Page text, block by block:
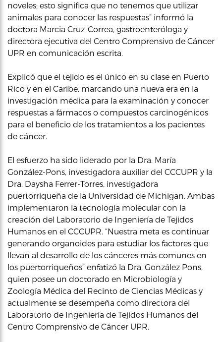
noveles; esto significa que no tenemos que utilizar
animales para conocer las respuestas” informó la
doctora Marcia Cruz-Correa, gastroenteróloga y
directora ejecutiva del Centro Comprensivo de Cáncer
UPR en comunicación escrita.
Explicó que el tejido es el único en su clase en Puerto
Rico y en el Caribe, marcando una nueva era en la
investigación médica para la examinación y conocer
respuestas a fármacos o compuestos carcinogénicos
para el beneficio de los tratamientos a los pacientes
de cáncer.
El esfuerzo ha sido liderado por la Dra. María
González-Pons, investigadora auxiliar del CCCUPR y la
Dra. Daysha Ferrer-Torres, investigadora
puertorriqueña de la Universidad de Michigan. Ambas
implementaron la tecnología molecular con la
creación del Laboratorio de Ingeniería de Tejidos
Humanos en el CCCUPR. “Nuestra meta es continuar
generando organoides para estudiar los factores que
llevan al desarrollo de los cánceres más comunes en
los puertorriqueños” enfatizó la Dra. González Pons,
quien posee un doctorado en Microbiología y
Zoología Médica del Recinto de Ciencias Médicas y
actualmente se desempeña como directora del
Laboratorio de Ingeniería de Tejidos Humanos del
Centro Comprensivo de Cáncer UPR.